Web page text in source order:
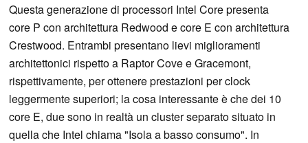
Questa generazione di processori Intel Core presenta
core P con architettura Redwood e core E con architettura
Crestwood. Entrambi presentano lievi miglioramenti
architettonici rispetto a Raptor Cove e Gracemont,
rispettivamente, per ottenere prestazioni per clock
leggermente superiori; la cosa interessante è che dei 10
core E, due sono in realtà un cluster separato situato in
quella che Intel chiama "Isola a basso consumo". In